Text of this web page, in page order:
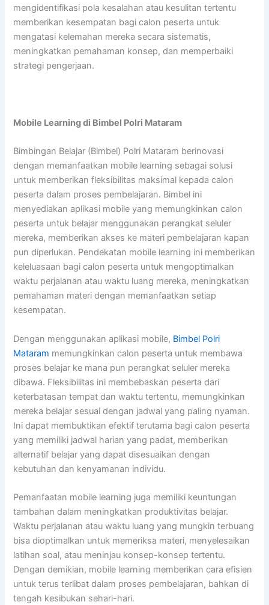
mengidentifikasi pola kesalahan atau kesulitan tertentu
memberikan kesempatan bagi calon peserta untuk
mengatasi kelemahan mereka secara sistematis,
meningkatkan pemahaman konsep, dan memperbaiki
strategi pengerjaan.
Mobile Learning di Bimbel Polri Mataram
Bimbingan Belajar (Bimbel) Polri Mataram berinovasi
dengan memanfaatkan mobile learning sebagai solusi
untuk memberikan fleksibilitas maksimal kepada calon
peserta dalam proses pembelajaran. Bimbel ini
menyediakan aplikasi mobile yang memungkinkan calon
peserta untuk belajar menggunakan perangkat seluler
mereka, memberikan akses ke materi pembelajaran kapan
pun diperlukan. Pendekatan mobile learning ini memberikan
keleluasaan bagi calon peserta untuk mengoptimalkan
waktu perjalanan atau waktu luang mereka, meningkatkan
pemahaman materi dengan memanfaatkan setiap
kesempatan.
Dengan menggunakan aplikasi mobile, Bimbel Polri
Mataram memungkinkan calon peserta untuk membawa
proses belajar ke mana pun perangkat seluler mereka
dibawa. Fleksibilitas ini membebaskan peserta dari
keterbatasan tempat dan waktu tertentu, memungkinkan
mereka belajar sesuai dengan jadwal yang paling nyaman.
Ini dapat membuktikan efektif terutama bagi calon peserta
yang memiliki jadwal harian yang padat, memberikan
alternatif belajar yang dapat disesuaikan dengan
kebutuhan dan kenyamanan individu.
Pemanfaatan mobile learning juga memiliki keuntungan
tambahan dalam meningkatkan produktivitas belajar.
Waktu perjalanan atau waktu luang yang mungkin terbuang
bisa dioptimalkan untuk memeriksa materi, menyelesaikan
latihan soal, atau meninjau konsep-konsep tertentu.
Dengan demikian, mobile learning memberikan cara efisien
untuk terus terlibat dalam proses pembelajaran, bahkan di
tengah kesibukan sehari-hari.